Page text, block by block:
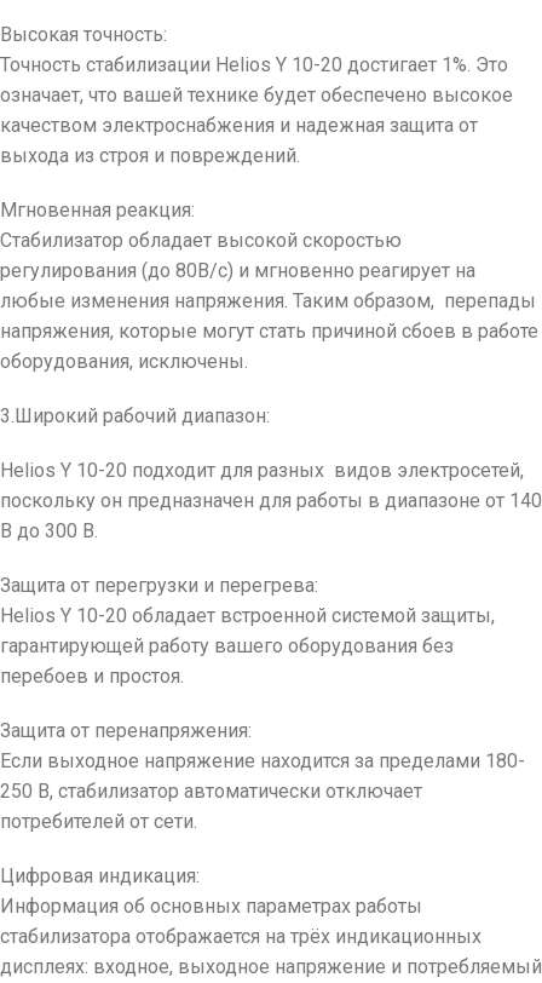
Высокая точность:
Точность стабилизации Helios Y 10-20 достигает 1%. Это
означает, что вашей технике будет обеспечено высокое
качеством электроснабжения и надежная защита от
выхода из строя и повреждений.
Мгновенная реакция:
Стабилизатор обладает высокой скоростью
регулирования (до 80В/с) и мгновенно реагирует на
любые изменения напряжения. Таким образом, перепады
напряжения, которые могут стать причиной сбоев в работе
оборудования, исключены.
3.Широкий рабочий диапазон:
Helios Y 10-20 подходит для разных видов электросетей,
поскольку он предназначен для работы в диапазоне от 140
В до 300 В.
Защита от перегрузки и перегрева:
Helios Y 10-20 обладает встроенной системой защиты,
гарантирующей работу вашего оборудования без
перебоев и простоя.
Защита от перенапряжения:
Если выходное напряжение находится за пределами 180-
250 В, стабилизатор автоматически отключает
потребителей от сети.
Цифровая индикация:
Информация об основных параметрах работы
стабилизатора отображается на трёх индикационных
дисплеях: входное, выходное напряжение и потребляемый